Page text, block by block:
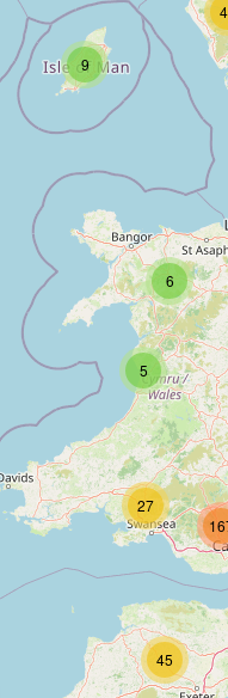
45
27
5
6
9